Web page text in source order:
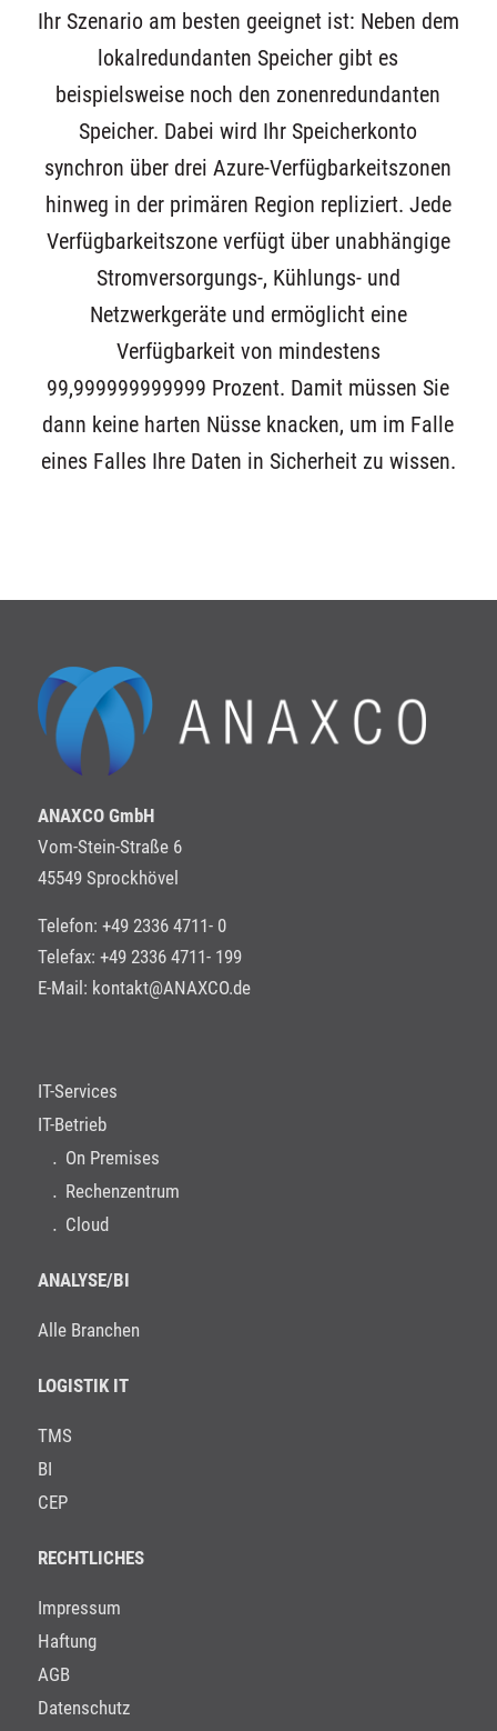
Ihr Szenario am besten geeignet ist: Neben dem
lokalredundanten Speicher gibt es
beispielsweise noch den zonenredundanten
Speicher. Dabei wird Ihr Speicherkonto
synchron über drei Azure-Verfügbarkeitszonen
hinweg in der primären Region repliziert. Jede
Verfügbarkeitszone verfügt über unabhängige
Stromversorgungs-, Kühlungs- und
Netzwerkgeräte und ermöglicht eine
Verfügbarkeit von mindestens
99,999999999999 Prozent. Damit müssen Sie
dann keine harten Nüsse knacken, um im Falle
eines Falles Ihre Daten in Sicherheit zu wissen.
ANAXCO GmbH
Vom-Stein-Straße 6
45549 Sprockhövel
Telefon: +49 2336 4711- 0
Telefax: +49 2336 4711- 199
E-Mail: kontakt@ANAXCO.de
IT-Services
IT-Betrieb
On Premises
Rechenzentrum
Cloud
ANALYSE/BI
Alle Branchen
LOGISTIK IT
TMS
BI
CEP
RECHTLICHES
Impressum
Haftung
AGB
Datenschutz